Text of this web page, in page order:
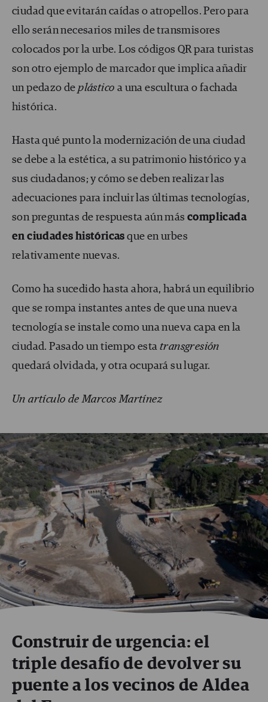
ciudad que evitarán caídas o atropellos. Pero para
ello serán necesarios miles de transmisores
colocados por la urbe. Los códigos QR para turistas
son otro ejemplo de marcador que implica añadir
un pedazo deplástico a una escultura o fachada
histórica.
Hasta qué punto la modernización de una ciudad
se debe a la estética, a su patrimonio histórico y a
sus ciudadanos; y cómo se deben realizar las
adecuaciones para incluir las últimas tecnologías,
son preguntas de respuesta aún más complicada
en ciudades históricas que en urbes
relativamente nuevas.
Como ha sucedido hasta ahora, habrá un equilibrio
que se rompa instantes antes de que una nueva
tecnología se instale como una nueva capa en la
ciudad. Pasado un tiempo esta transgresión
quedará olvidada, y otra ocupará su lugar.
Un artículo de Marcos Martínez
Construir de urgencia: el
triple desafío de devolver su
puente a los vecinos de Aldea